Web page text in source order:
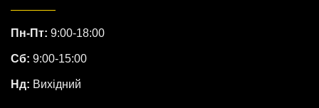
Пн-Пт: 9:00-18:00
Сб: 9:00-15:00
Нд: Вихідний